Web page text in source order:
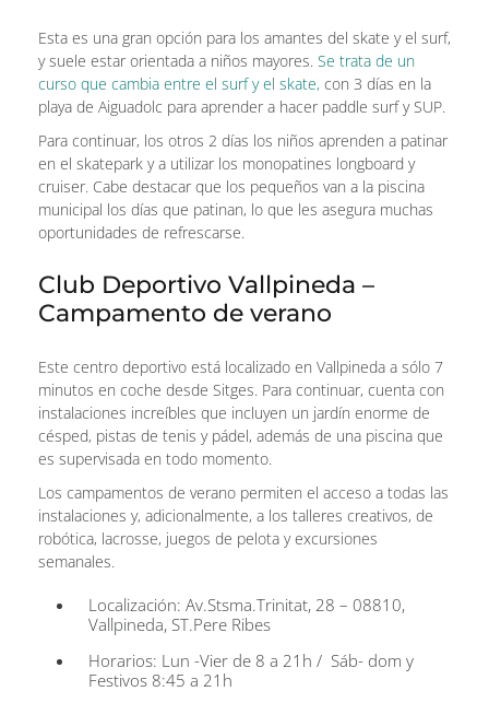
Esta es una gran opción para los amantes del skate y el surf,
y suele estar orientada a niños mayores. Se trata de un
curso que cambia entre el surf y el skate, con 3 días en la
playa de Aiguadolc para aprender a hacer paddle surf y SUP.
Para continuar, los otros 2 días los niños aprenden a patinar
en el skatepark y a utilizar los monopatines longboard y
cruiser. Cabe destacar que los pequeños van a la piscina
municipal los días que patinan, lo que les asegura muchas
oportunidades de refrescarse.
Club Deportivo Vallpineda –
Campamento de verano
Este centro deportivo está localizado en Vallpineda a sólo 7
minutos en coche desde Sitges. Para continuar, cuenta con
instalaciones increíbles que incluyen un jardín enorme de
césped, pistas de tenis y pádel, además de una piscina que
es supervisada en todo momento.
Los campamentos de verano permiten el acceso a todas las
instalaciones y, adicionalmente, a los talleres creativos, de
robótica, lacrosse, juegos de pelota y excursiones
semanales.
Localización: Av.Stsma.Trinitat, 28 – 08810,
Vallpineda, ST.Pere Ribes
Horarios: Lun -Vier de 8 a 21h / Sáb- dom y
Festivos 8:45 a 21h